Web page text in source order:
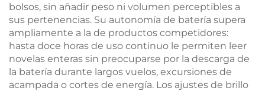
bolsos, sin añadir peso ni volumen perceptibles a
sus pertenencias. Su autonomía de batería supera
ampliamente a la de productos competidores:
hasta doce horas de uso continuo le permiten leer
novelas enteras sin preocuparse por la descarga de
la batería durante largos vuelos, excursiones de
acampada o cortes de energía. Los ajustes de brillo